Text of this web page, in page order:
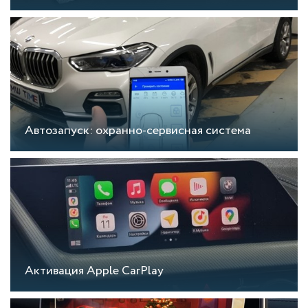
Автозапуск: охранно-сервисная система
Активация Apple CarPlay